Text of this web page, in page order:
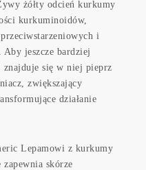
żółty odcień kurkumy
kurkuminoidów,
i
jeszcze bardziej
znajduje się w niej pieprz
zwiększający
działanie
Lepamowi z kurkumy
skórze